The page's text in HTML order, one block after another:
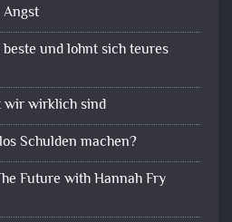
und lohnt sich teures
wirklich sind
Schulden machen?
Future with Hannah Fry